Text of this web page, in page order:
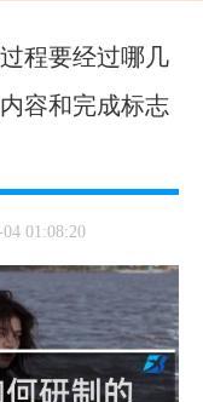
程要经过哪几
容和完成标志
04 01:08:20